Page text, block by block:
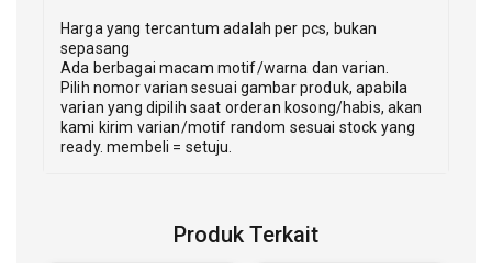
Harga yang tercantum adalah per pcs, bukan
sepasang
Ada berbagai macam motif/warna dan varian.
Pilih nomor varian sesuai gambar produk, apabila
varian yang dipilih saat orderan kosong/habis, akan
kami kirim varian/motif random sesuai stock yang
ready. membeli = setuju.
Produk Terkait